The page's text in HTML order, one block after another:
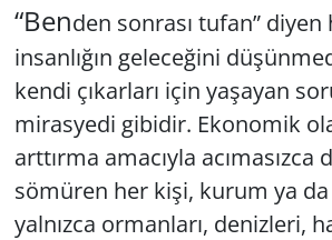
“Benden sonrası tufan” diyen
insanlığın geleceğini
kendi çıkarları için yaşayan
mirasyedi gibidir. Ekonomik
arttırma amacıyla acımasızca
sömüren her kişi, kurum ya
yalnızca ormanları, denizleri,